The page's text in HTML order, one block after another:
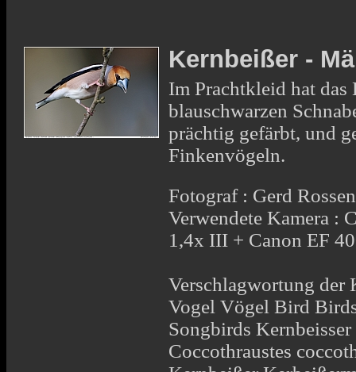
Kernbeißer -
Im Prachtkleid hat das
blauschwarzen
prächtig gefärbt, und
Finkenvögeln.
Fotograf : Gerd Rossen
Verwendete Kamera :
1,4x III + Canon EF
Verschlagwortung der
Vogel Vögel Bird
Songbirds
Coccothraustes